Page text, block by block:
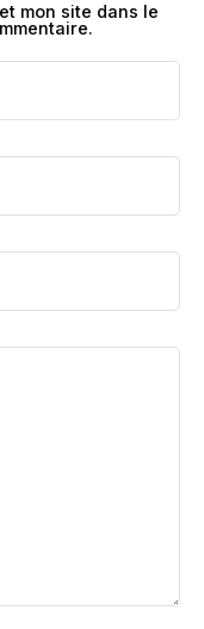
mon site dans le